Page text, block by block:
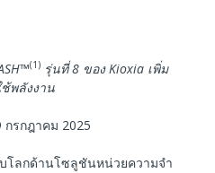
™(1) รุ่นที่ 8 ของ Kioxia เพิ่ม
พลังงาน
กรกฎาคม 2025
โลกด้านโซลูชันหน่วยความจำ